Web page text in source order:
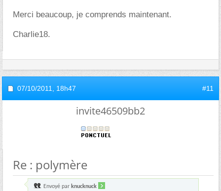
Merci beaucoup, je comprends maintenant.
Charlie18.
07/10/2011, 18h47 #11
invite46509bb2
Re : polymère
Envoyé par knucknuck